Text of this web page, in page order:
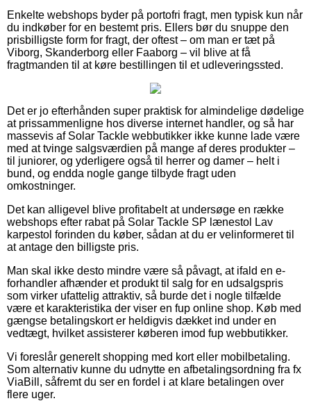
Enkelte webshops byder på portofri fragt, men typisk kun når
du indkøber for en bestemt pris. Ellers bør du snuppe den
prisbilligste form for fragt, der oftest – om man er tæt på
Viborg, Skanderborg eller Faaborg – vil blive at få
fragtmanden til at køre bestillingen til et udleveringssted.
Det er jo efterhånden super praktisk for almindelige dødelige
at prissammenligne hos diverse internet handler, og så har
massevis af Solar Tackle webbutikker ikke kunne lade være
med at tvinge salgsværdien på mange af deres produkter –
til juniorer, og yderligere også til herrer og damer – helt i
bund, og endda nogle gange tilbyde fragt uden
omkostninger.
Det kan alligevel blive profitabelt at undersøge en række
webshops efter rabat på Solar Tackle SP lænestol Lav
karpestol forinden du køber, sådan at du er velinformeret til
at antage den billigste pris.
Man skal ikke desto mindre være så påvagt, at ifald en e-
forhandler afhænder et produkt til salg for en udsalgspris
som virker ufattelig attraktiv, så burde det i nogle tilfælde
være et karakteristika der viser en fup online shop. Køb med
gængse betalingskort er heldigvis dækket ind under en
vedtægt, hvilket assisterer køberen imod fup webbutikker.
Vi foreslår generelt shopping med kort eller mobilbetaling.
Som alternativ kunne du udnytte en afbetalingsordning fra fx
ViaBill, såfremt du ser en fordel i at klare betalingen over
flere uger.